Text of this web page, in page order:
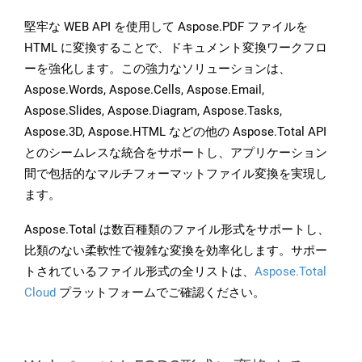
堅牢な WEB API を使用して Aspose.PDF ファイルを
HTML に変換することで、ドキュメント変換ワークフロ
ーを強化します。この強力なソリューションは、
Aspose.Words, Aspose.Cells, Aspose.Email,
Aspose.Slides, Aspose.Diagram, Aspose.Tasks,
Aspose.3D, Aspose.HTML などの他の Aspose.Total API
とのシームレスな統合をサポートし、アプリケーション
間で包括的なマルチフォーマットファイル変換を実現し
ます。
Aspose.Total は数百種類のファイル形式をサポートし、
比類のない柔軟性で複雑な変換を効率化します。サポー
トされているファイル形式の全リストは、 Aspose.Total
Cloud プラットフォームでご確認ください。